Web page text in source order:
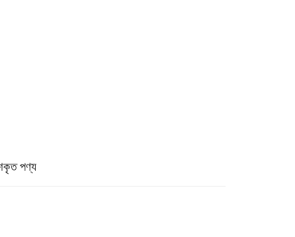
পণ্য